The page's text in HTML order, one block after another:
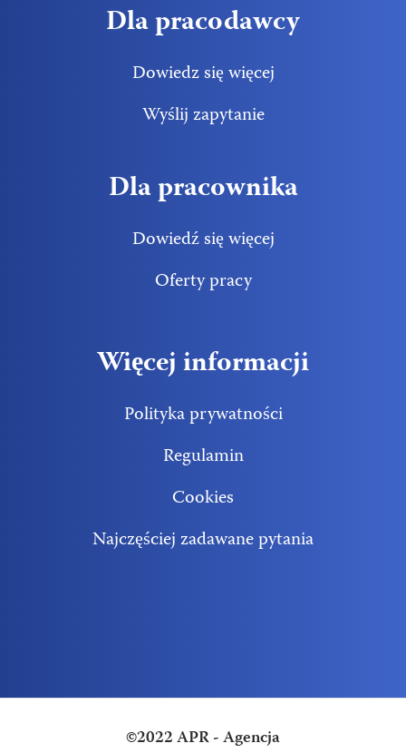
Dla pracodawcy
Dowiedz się więcej
Wyślij zapytanie
Dla pracownika
Dowiedź się więcej
Oferty pracy
Więcej informacji
Polityka prywatności
Regulamin
Cookies
Najczęściej zadawane pytania
©2022 APR - Agencja